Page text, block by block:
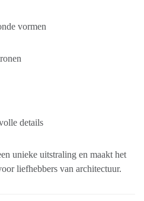
vormen
details
unieke uitstraling en maakt het
liefhebbers van architectuur.